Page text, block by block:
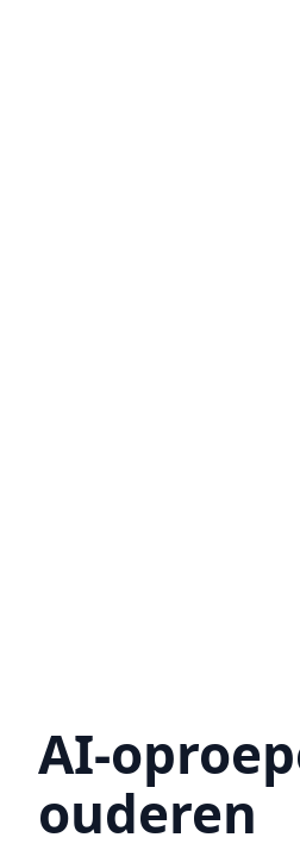
AI-
ouderen